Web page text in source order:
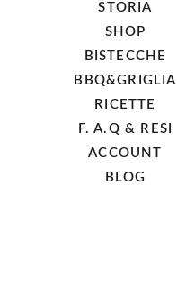
STORIA
SHOP
BISTECCHE
BBQ&GRIGLIA
RICETTE
F. A.Q & RESI
ACCOUNT
BLOG